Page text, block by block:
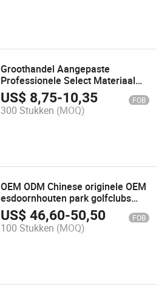
Groothandel Aangepaste
Professionele Select Materiaal
Mannen Rechtshandige Golfijzer
Clubkop
US$ 8,75-10,35 FOB
300 Stukken (MOQ)
OEM ODM Chinese originele OEM
esdoornhouten park golfclubs
met ergonomisch ontwerp
US$46,60-50,50 FOB
100 Stukken (MOQ)